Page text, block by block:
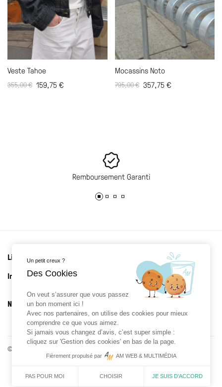
Veste Tahoe
355,00€ 159,75€
Mocassins Noto
795,00€ 357,75€
Remboursement Garanti
Liens utiles
Informations
Newsletter
© 2026 Roman Prat x Gloriette - Réalisé par AM WEB & MULTIMÉDIA
Un petit creux ?
Des Cookies
On veut s’assurer que vous passez
un bon moment ici !
Avec nos partenaires, on utilise des cookies pour mieux
comprendre ce que vous aimez.
Si jamais vous changez d’avis, c’est super simple :
cliquez sur 'Gestion des cookies' en bas de la page.
Fièrement propulsé par AM WEB & MULTIMÉDIA
PAS POUR MOI CHOISIR JE SUIS D'ACCORD